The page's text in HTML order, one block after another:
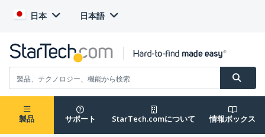
日本 日本語
製品 サポート StarTech.comについて 情報ボックス